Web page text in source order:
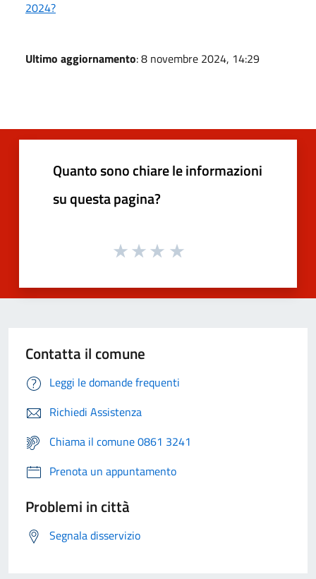
2024?
Ultimo aggiornamento: 8 novembre 2024, 14:29
Quanto sono chiare le informazioni
su questa pagina?
Contatta il comune
Leggi le domande frequenti
Richiedi Assistenza
Chiama il comune 0861 3241
Prenota un appuntamento
Problemi in città
Segnala disservizio